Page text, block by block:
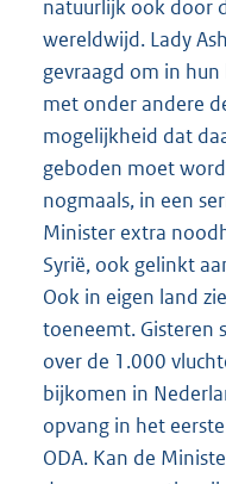
natuurlijk ook door
wereldwijd. Lady
gevraagd om in
met onder andere
mogelijkheid dat
geboden moet
nogmaals, in een
Minister extra
Syrië, ook gelinkt
Ook in eigen land
toeneemt. Gisteren
over de 1.000
bijkomen in
opvang in het
ODA. Kan de